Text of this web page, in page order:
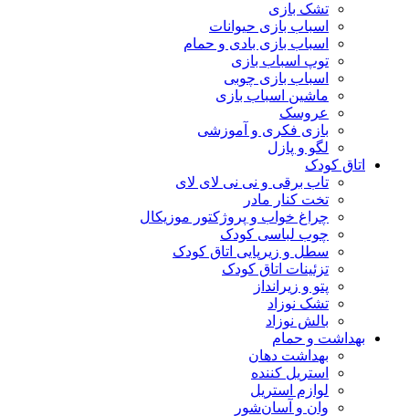
تشک بازی
اسباب بازی حیوانات
اسباب بازی بادی و حمام
توپ اسباب بازی
اسباب بازی چوبی
ماشین اسباب بازی
عروسک
بازی فکری و آموزشی
لگو و پازل
اتاق کودک
تاب برقی و نی نی لای لای
تخت کنار مادر
چراغ خواب و پروژکتور موزیکال
چوب لباسی کودک
سطل و زیرپایی اتاق کودک
تزئینات اتاق کودک
پتو و زیرانداز
تشک نوزاد
بالش نوزاد
بهداشت و حمام
بهداشت دهان
استریل کننده
لوازم استریل
وان و آسان‌شور